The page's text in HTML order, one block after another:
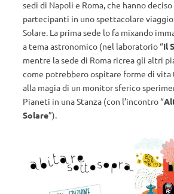
sedi di Napoli e Roma, che hanno
partecipanti in uno spettacolare
Solare. La prima sede lo fa mixando
a tema astronomico (nel laboratorio “Il
mentre la sede di Roma ricrea gli altri
come potrebbero ospitare forme di vita
alla magia di un monitor sferico
Pianeti in una Stanza (con l’incontro “
Solare”).